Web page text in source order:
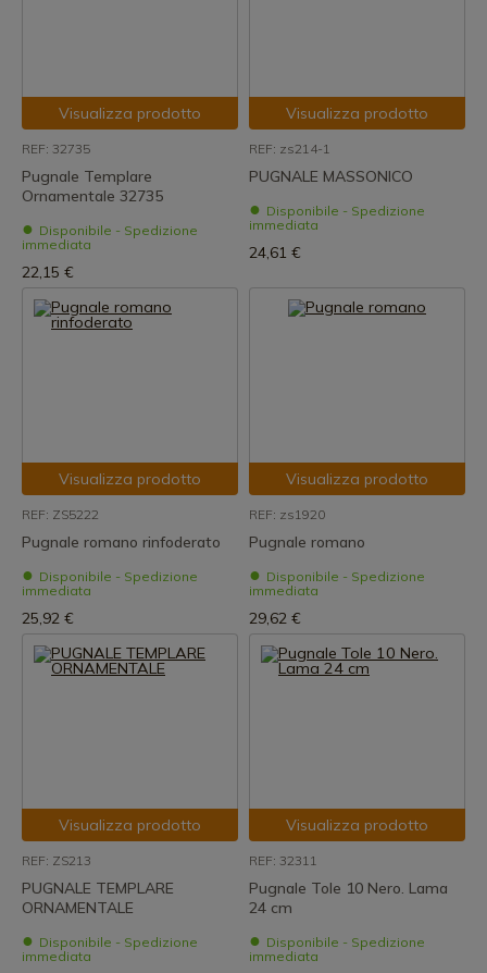
Visualizza prodotto
REF: 32735
Pugnale Templare
Ornamentale 32735
Disponibile - Spedizione
immediata
22,15 €
Visualizza prodotto
REF: zs214-1
PUGNALE MASSONICO
Disponibile - Spedizione
immediata
24,61 €
Visualizza prodotto
REF: ZS5222
Pugnale romano rinfoderato
Disponibile - Spedizione
immediata
25,92 €
Visualizza prodotto
REF: zs1920
Pugnale romano
Disponibile - Spedizione
immediata
29,62 €
Visualizza prodotto
REF: ZS213
PUGNALE TEMPLARE
ORNAMENTALE
Disponibile - Spedizione
immediata
Visualizza prodotto
REF: 32311
Pugnale Tole 10 Nero. Lama
24 cm
Disponibile - Spedizione
immediata